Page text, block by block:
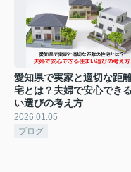
愛知県で実家と適切な距
宅とは？夫婦で安心でき
い選びの考え方
2026.01.05
ブログ